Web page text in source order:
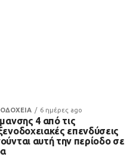
6 ημέρες ago
4 από τις
επενδύσεις
αυτή την περίοδο σε